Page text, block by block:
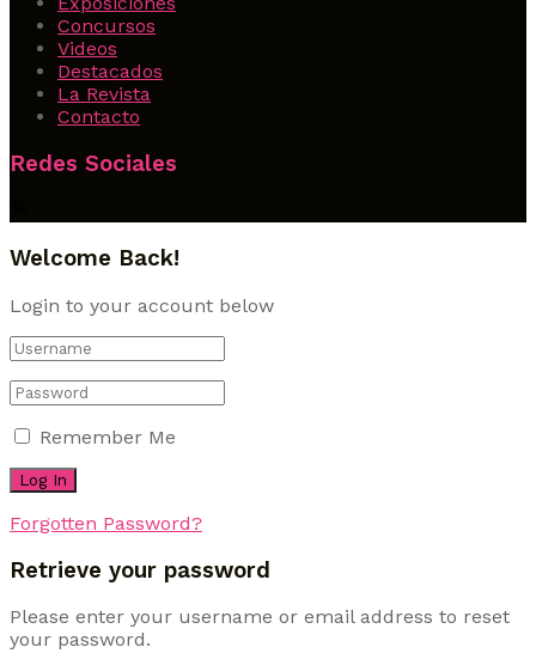
Concursos
Videos
Destacados
La Revista
Contacto
Redes Sociales
Welcome Back!
Login to your account below
Remember Me
Forgotten Password?
Retrieve your password
Please enter your username or email address to reset
your password.